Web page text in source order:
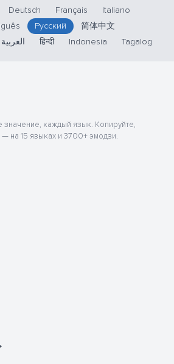
Deutsch Français
Italiano
Русский
简体中文
العربية हिन्दी Indonesia Tagalog
каждый язык. Копируйте,
— на 15 языках и 3700+ эмодзи.